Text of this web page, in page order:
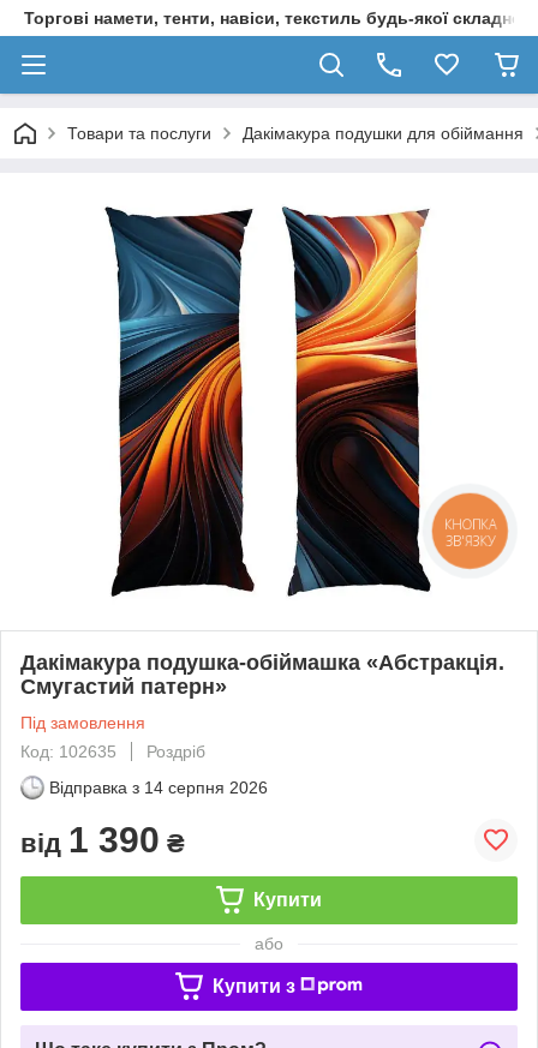
Торгові намети, тенти, навіси, текстиль будь-якої
Товари та послуги Дакімакура подушки для обіймання
Дакімакура подушка-обіймашка «Абстракція.
Смугастий патерн»
Під замовлення
Код: 102635
Роздріб
Відправка з 14 серпня 2026
від 1 390 ₴
Купити
або
Купити з